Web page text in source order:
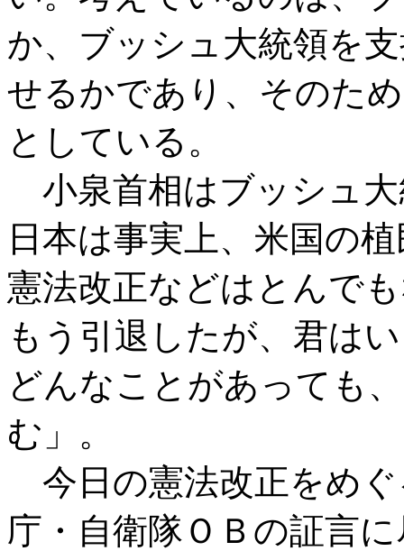
か、ブッシュ大統領を
せるかであり、そのた
としている。
小泉首相はブッシュ
日本は事実上、米国の
憲法改正などはとんで
もう引退したが、君は
どんなことがあっても
む」。
今日の憲法改正をめ
庁・自衛隊ＯＢの証言